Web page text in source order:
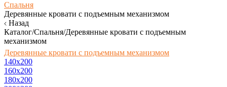
Спальня
Деревянные кровати с подъемным механизмом
Назад
Каталог/Спальня/Деревянные кровати с подъемным
механизмом
Деревянные кровати с подъемным механизмом
140x200
160х200
180х200